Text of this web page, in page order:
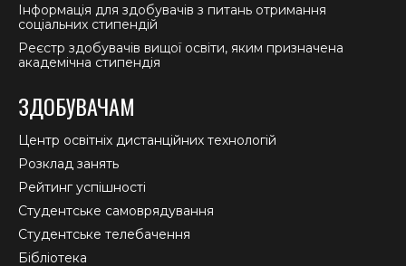
Інформація для здобувачів з питань отримання
соціальних стипендій
Реєстр здобувачів вищої освіти, яким призначена
академічна стипендія
ЗДОБУВАЧАМ
Центр освітніх дистанційних технологій
Розклад занять
Рейтинг успішності
Студентське самоврядування
Студентське телебачення
Бібліотека